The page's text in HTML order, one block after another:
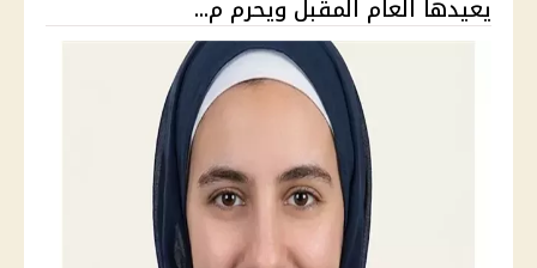
يعيدها العام المقبل ويحرم م...